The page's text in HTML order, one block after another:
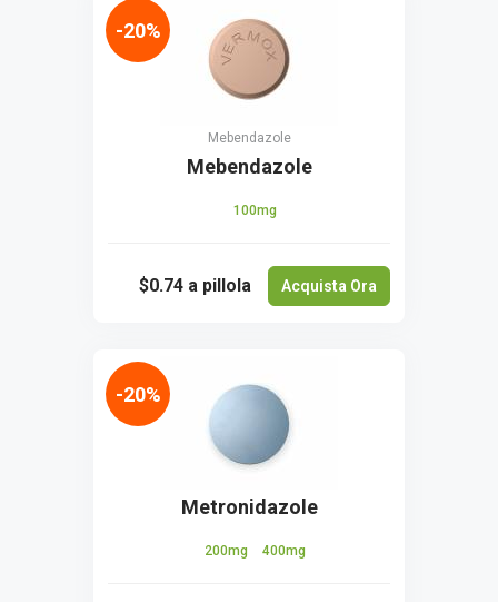
Mebendazole
Mebendazole
100mg
$0.74 a pillola Acquista Ora
-20%
Metronidazole
200mg 400mg
-20%